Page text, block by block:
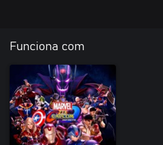
Funciona com